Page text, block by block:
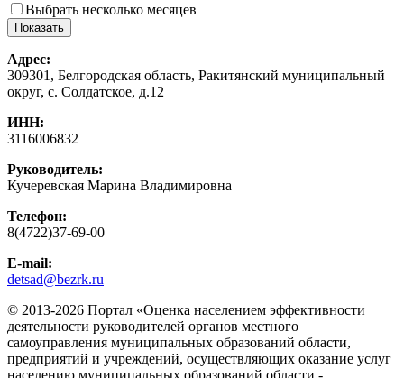
Выбрать несколько месяцев
Адрес:
309301, Белгородская область, Ракитянский муниципальный
округ, с. Солдатское, д.12
ИНН:
3116006832
Руководитель:
Кучеревская Марина Владимировна
Телефон:
8(4722)37-69-00
E-mail:
detsad@bezrk.ru
© 2013-2026 Портал «Оценка населением эффективности
деятельности руководителей органов местного
самоуправления муниципальных образований области,
предприятий и учреждений, осуществляющих оказание услуг
населению муниципальных образований области -